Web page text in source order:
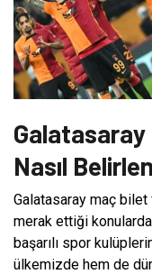
Galatasaray
Nasıl
Galatasaray maç bilet
merak ettiği
başarılı spor
ülkemizde hem de